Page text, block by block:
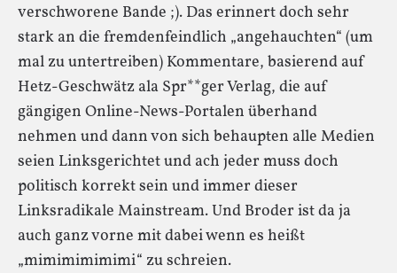
verschworene Bande ;). Das erinnert doch sehr
stark an die fremdenfeindlich „angehauchten“ (um
mal zu untertreiben) Kommentare, basierend auf
Hetz-Geschwätz ala Spr**ger Verlag, die auf
gängigen Online-News-Portalen überhand
nehmen und dann von sich behaupten alle Medien
seien Linksgerichtet und ach jeder muss doch
politisch korrekt sein und immer dieser
Linksradikale Mainstream. Und Broder ist da ja
auch ganz vorne mit dabei wenn es heißt
„mimimimimimi“ zu schreien.